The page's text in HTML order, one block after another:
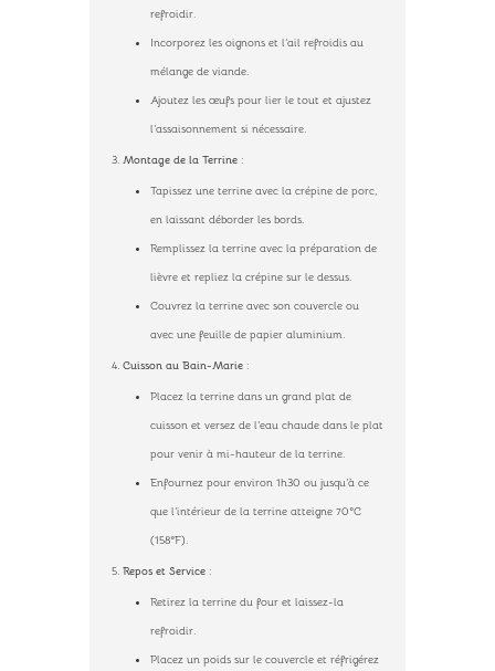
refroidir.
Incorporez les oignons et l’ail refroidis au
mélange de viande.
Ajoutez les œufs pour lier le tout et ajustez
l’assaisonnement si nécessaire.
Montage de la Terrine:
Tapissez une terrine avec la crépine de porc,
en laissant déborder les bords.
Remplissez la terrine avec la préparation de
lièvre et repliez la crépine sur le dessus.
Couvrez la terrine avec son couvercle ou
avec une feuille de papier aluminium.
Cuisson au Bain-Marie:
Placez la terrine dans un grand plat de
cuisson et versez de l’eau chaude dans le plat
pour venir à mi-hauteur de la terrine.
Enfournez pour environ 1h30 ou jusqu’à ce
que l’intérieur de la terrine atteigne 70°C
(158°F).
Repos et Service:
Retirez la terrine du four et laissez-la
refroidir.
Placez un poids sur le couvercle et réfrigérez